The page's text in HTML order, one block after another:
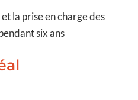
la prise en charge des
six ans